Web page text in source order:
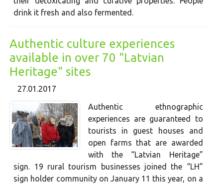
drink it fresh and also fermented.
Authentic culture experiences
available in over 70 "Latvian
Heritage" sites
27.01.2017
Authentic ethnographic
experiences are guaranteed to
tourists in guest houses and
open farms that are awarded
with the “Latvian Heritage”
sign. 19 rural tourism businesses joined the “LH”
sign holder community on January 11 this year, on a